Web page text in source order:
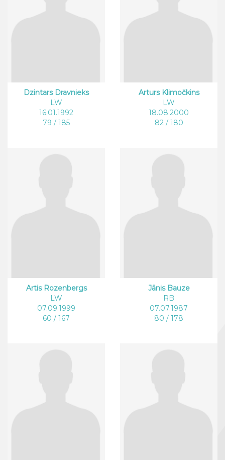
Dzintars Dravnieks
LW
16.01.1992
79 / 185
Arturs Klimočkins
LW
18.08.2000
82 / 180
Artis Rozenbergs
LW
07.09.1999
60 / 167
Jānis Bauze
RB
07.07.1987
80 / 178